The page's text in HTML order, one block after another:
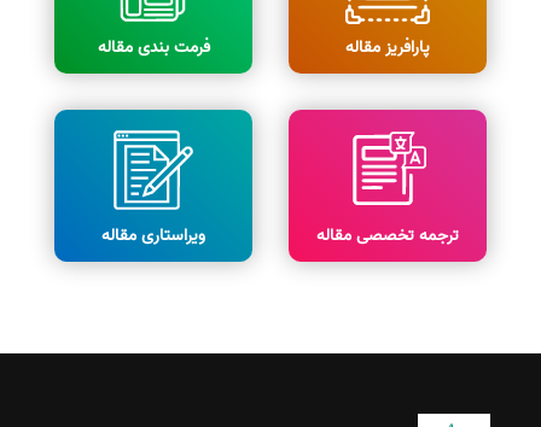
پارافریز مقاله فرمت بندی مقاله
ترجمه تخصصی مقاله ویراستاری مقاله